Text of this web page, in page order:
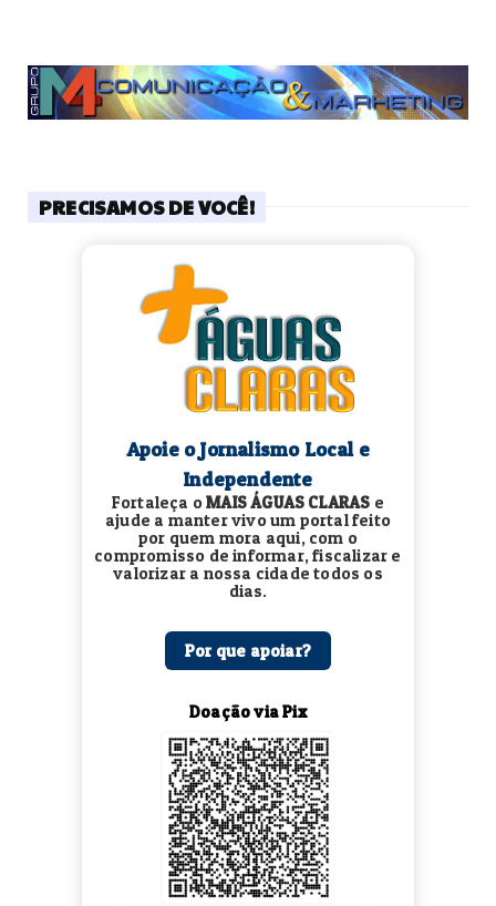
PRECISAMOS DE VOCÊ!
Apoie o Jornalismo Local e
Independente
Fortaleça oMAIS ÁGUAS CLARAS e
ajude a manter vivo um portal feito
por quem mora aqui, com o
compromisso de informar, fiscalizar e
valorizar a nossa cidade todos os
dias.
Por que apoiar?
Doação via Pix